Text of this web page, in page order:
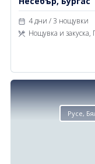
4 дни / 3 нощувки
Нощувка и закуска,
Русе,